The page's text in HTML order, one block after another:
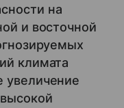
на
и восточной
климата
увеличение